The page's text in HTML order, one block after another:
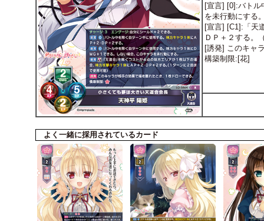
[宣言] [0]:バトル
を未行動にする
[宣言] [C1]:「天
ＤＰ＋２する。
[誘発] このキャ
構築制限:[花]
よく一緒に採用されているカード